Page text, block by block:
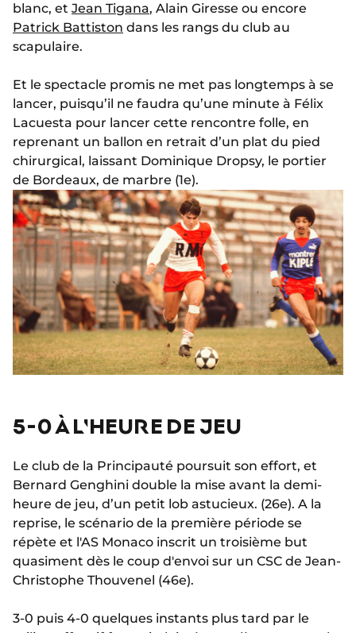
blanc, et Jean Tigana, Alain Giresse ou encore
Patrick Battiston dans les rangs du club au
scapulaire.
Et le spectacle promis ne met pas longtemps à se
lancer, puisqu’il ne faudra qu’une minute à Félix
Lacuesta pour lancer cette rencontre folle, en
reprenant un ballon en retrait d’un plat du pied
chirurgical, laissant Dominique Dropsy, le portier
de Bordeaux, de marbre (1e).
5-0 À L'HEURE DE JEU
Le club de la Principauté poursuit son effort, et
Bernard Genghini double la mise avant la demi-
heure de jeu, d’un petit lob astucieux. (26e). A la
reprise, le scénario de la première période se
répète et l'AS Monaco inscrit un troisième but
quasiment dès le coup d'envoi sur un CSC de Jean-
Christophe Thouvenel (46e).
3-0 puis 4-0 quelques instants plus tard par le